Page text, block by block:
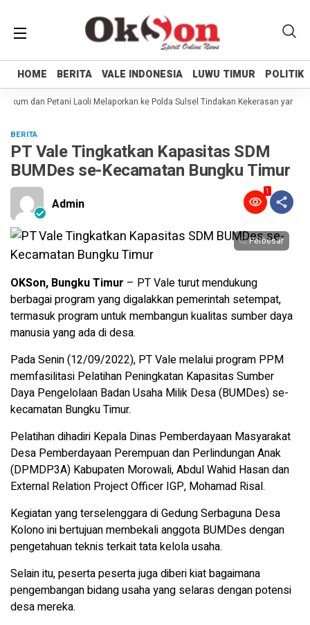
HOME BERITA VALE INDONESIA LUWU TIMUR POLITIK
HOME BERITA VALE INDONESIA LUWU TIMUR POLITIK
dan Petani Laoli Melaporkan ke Polda Sulsel Tindakan Kekerasan yang
BERITA
PT Vale Tingkatkan Kapasitas SDM
BUMDes se-Kecamatan Bungku Timur
Admin
1
Perbesar
OKSon, Bungku Timur – PT Vale turut mendukung
berbagai program yang digalakkan pemerintah setempat,
termasuk program untuk membangun kualitas sumber daya
manusia yang ada di desa.
Pada Senin (12/09/2022), PT Vale melalui program PPM
memfasilitasi Pelatihan Peningkatan Kapasitas Sumber
Daya Pengelolaan Badan Usaha Milik Desa (BUMDes) se-
kecamatan Bungku Timur.
Pelatihan dihadiri Kepala Dinas Pemberdayaan Masyarakat
Desa Pemberdayaan Perempuan dan Perlindungan Anak
(DPMDP3A) Kabupaten Morowali, Abdul Wahid Hasan dan
External Relation Project Officer IGP, Mohamad Risal.
Kegiatan yang terselenggara di Gedung Serbaguna Desa
Kolono ini bertujuan membekali anggota BUMDes dengan
pengetahuan teknis terkait tata kelola usaha.
Selain itu, peserta peserta juga diberi kiat bagaimana
pengembangan bidang usaha yang selaras dengan potensi
desa mereka.